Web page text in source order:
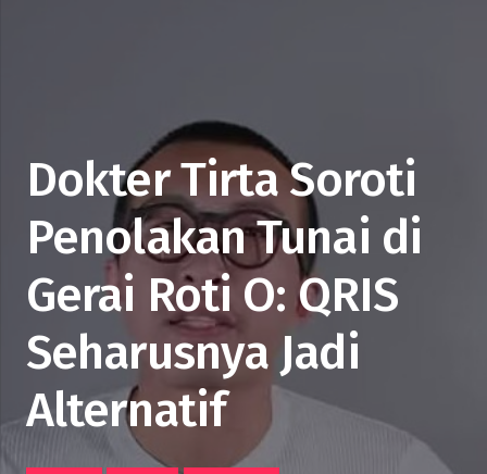
Dokter Tirta Soroti
Penolakan Tunai di
Gerai Roti O: QRIS
Seharusnya Jadi
Alternatif